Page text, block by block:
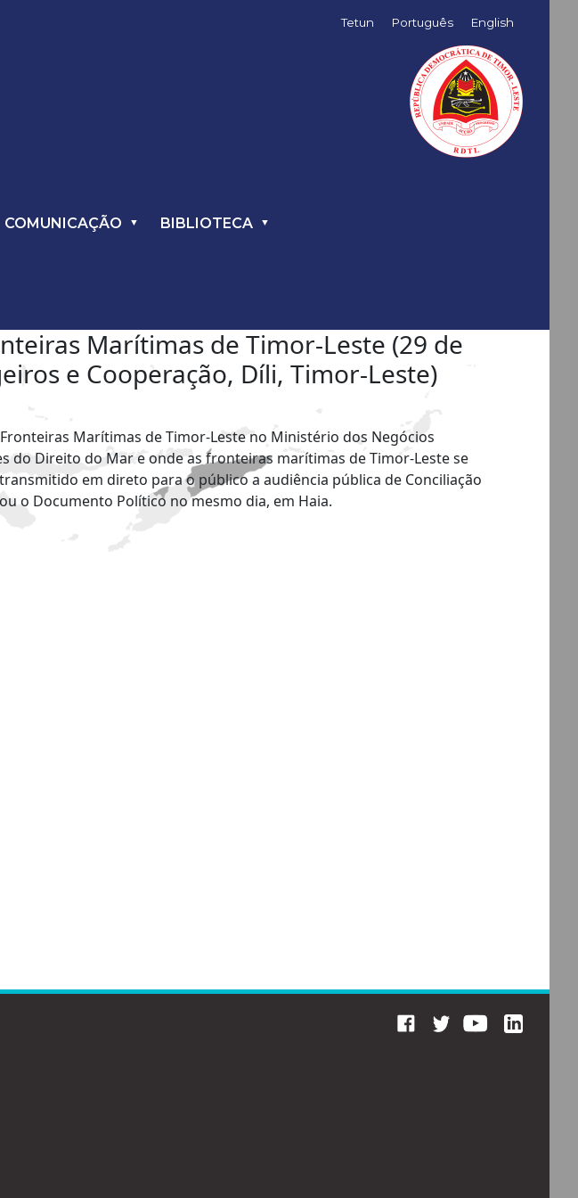
English
Português
Tetun
COMUNICAÇÃO BIBLIOTECA
Marítimas de Timor-Leste (29 de
e Cooperação, Díli, Timor-Leste)
Marítimas de Timor-Leste no Ministério dos Negócios
do Direito do Mar e onde as fronteiras marítimas de Timor-Leste se
em direto para o público a audiência pública de Conciliação
o Documento Político no mesmo dia, em Haia.